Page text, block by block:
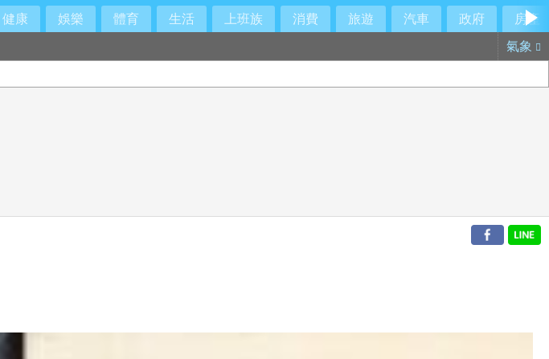
健康 娛樂 體育 生活 上班族 消費 旅遊 汽車 政府
房產
氣象